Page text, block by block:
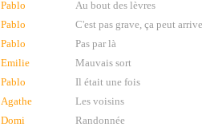
Pablo
Au bout des lèvres
Pablo
C'est pas grave, ça peut
Pablo
Pas par là
Emilie
Mauvais sort
Pablo
Il était une fois
Agathe
Les voisins
Domi
Randonnée